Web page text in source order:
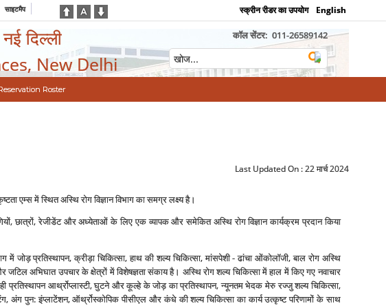
साइटमैप स्क्रीन रीडर का उपयोग English
दिल्ली
New Delhi
कॉल सेंटर: 011-26589142
Roster
Last Updated On :22 मार्च 2024
एम्‍स में स्थित अस्थि रोग विज्ञान विभाग का समग्र लक्ष्‍य है।
छात्रों, रेजीडेंट और अध्‍येताओं के लिए एक व्‍यापक और समेकित अस्थि रोग विज्ञान कार्यक्रम प्रदान किया
में जोड़ प्रतिस्‍थापन, क्रीड़ा चिकित्‍सा, हाथ की शल्‍य चिकित्‍सा, मांसपेशी - ढांचा ओंकोलॉजी, बाल रोग अस्थि
जटिल अभिघात उपचार के क्षेत्रों में विशेषज्ञता संकाय है। अस्थि रोग शल्‍य चिकित्‍सा में हाल में किए गए नवाचार
प्रतिस्‍थापन आर्थ्रोप्‍लास्‍टी, घुटने और कूल्‍हे के जोड़ का प्रतिस्‍थापन, न्‍यूनतम भेदक मेरु रज्‍जु शल्‍य चिकित्‍सा,
अंग पुन: इंप्‍लाटेंशन, ऑर्थ्रोस्‍कोपिक पीसीएल और कंधे की शल्‍य चिकित्‍सा का कार्य उत्‍कृष्‍ट परिणामों के साथ